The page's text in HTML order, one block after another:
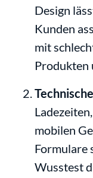
Design
Kunden
mit
Produkten
mobilen
Formulare
Wusstest